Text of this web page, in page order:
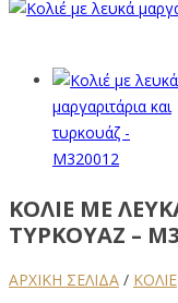
ΚΟΛΙΈ ΜΕ
ΤΥΡΚΟΥΆΖ –
ΑΡΧΙΚΉ ΣΕΛΊΔΑ / ΚΟΛΙΕ